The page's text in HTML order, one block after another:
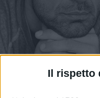
Il rispetto
StoryTulling
Un esperimento di